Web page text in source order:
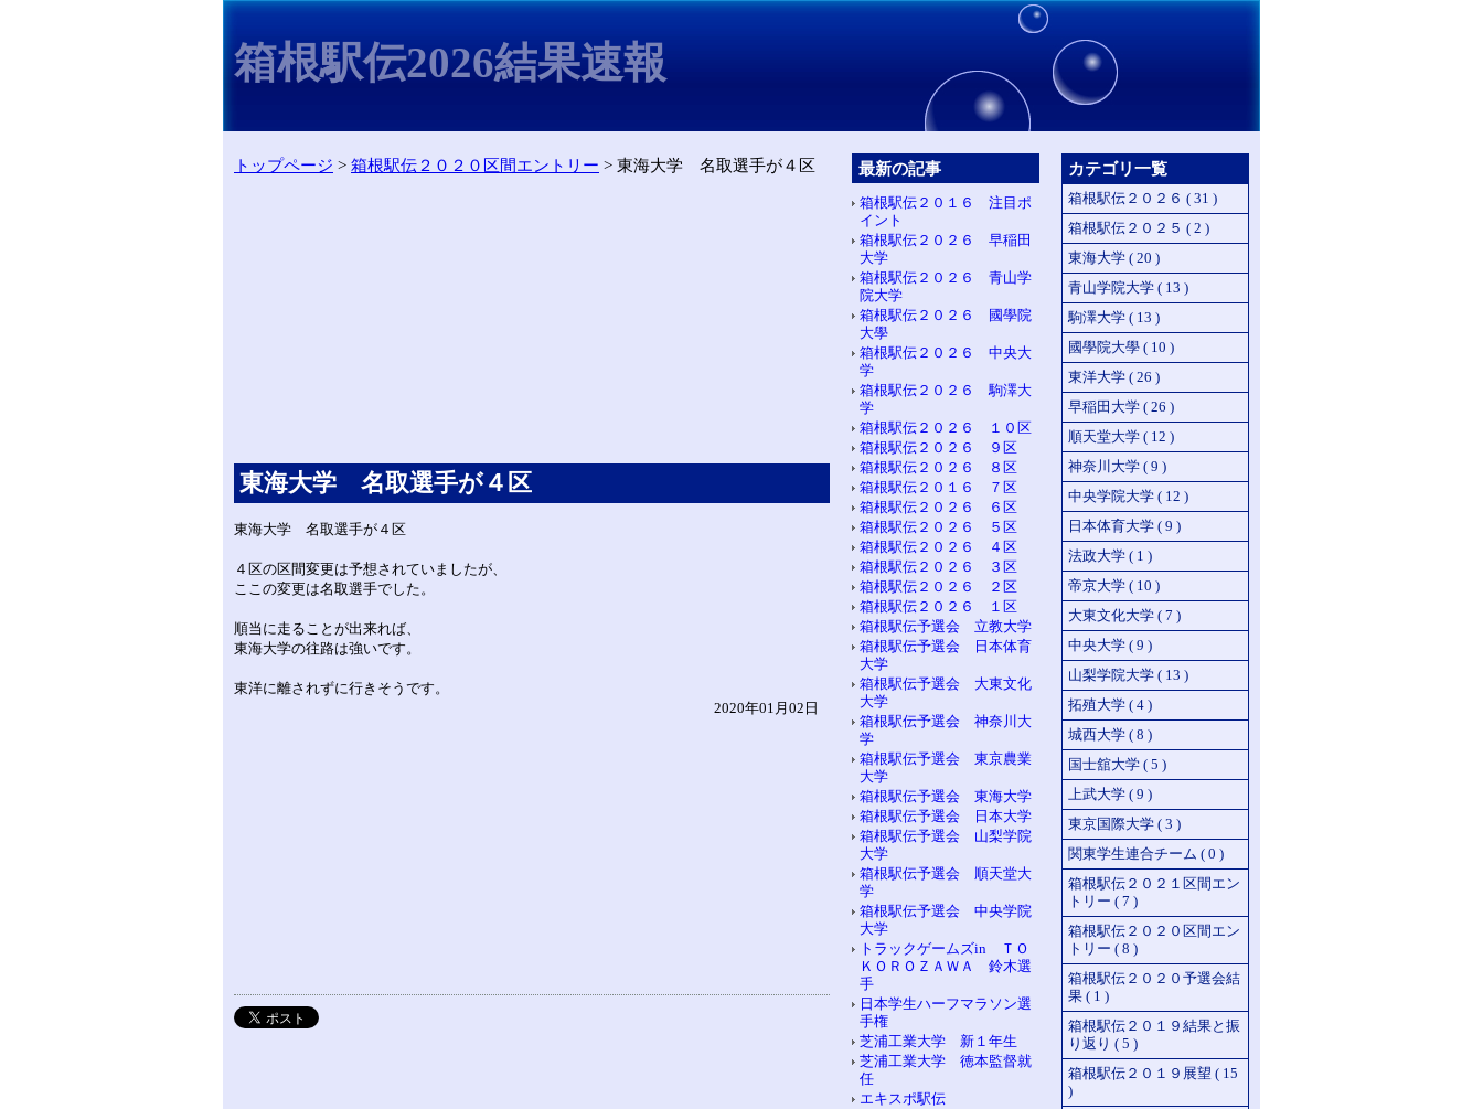
箱根駅伝2026結果速報
トップページ > 箱根駅伝２０２０区間エントリー > 東海大学 名取選手が４区
東海大学 名取選手が４区
東海大学 名取選手が４区
４区の区間変更は予想されていましたが、
ここの変更は名取選手でした。
順当に走ることが出来れば、
東海大学の往路は強いです。
東洋に離されずに行きそうです。
2020年01月02日
最新の記事
箱根駅伝２０１６ 注目ポ
イント
箱根駅伝２０２６ 早稲田
大学
箱根駅伝２０２６ 青山学
院大学
箱根駅伝２０２６ 國學院
大學
箱根駅伝２０２６ 中央大
学
箱根駅伝２０２６ 駒澤大
学
箱根駅伝２０２６ １０区
箱根駅伝２０２６ ９区
箱根駅伝２０２６ ８区
箱根駅伝２０１６ ７区
箱根駅伝２０２６ ６区
箱根駅伝２０２６ ５区
箱根駅伝２０２６ ４区
箱根駅伝２０２６ ３区
箱根駅伝２０２６ ２区
箱根駅伝２０２６ １区
箱根駅伝予選会 立教大学
箱根駅伝予選会 日本体育
大学
箱根駅伝予選会 大東文化
大学
箱根駅伝予選会 神奈川大
学
箱根駅伝予選会 東京農業
大学
箱根駅伝予選会 東海大学
箱根駅伝予選会 日本大学
箱根駅伝予選会 山梨学院
大学
箱根駅伝予選会 順天堂大
学
箱根駅伝予選会 中央学院
大学
トラックゲームズin ＴＯ
ＫＯＲＯＺＡＷＡ 鈴木選
手
日本学生ハーフマラソン選
手権
芝浦工業大学 新１年生
芝浦工業大学 徳本監督就
任
エキスポ駅伝
カテゴリ一覧
箱根駅伝２０２６ ( 31 )
箱根駅伝２０２５ ( 2 )
東海大学 ( 20 )
青山学院大学 ( 13 )
駒澤大学 ( 13 )
國學院大學 ( 10 )
東洋大学 ( 26 )
早稲田大学 ( 26 )
順天堂大学 ( 12 )
神奈川大学 ( 9 )
中央学院大学 ( 12 )
日本体育大学 ( 9 )
法政大学 ( 1 )
帝京大学 ( 10 )
大東文化大学 ( 7 )
中央大学 ( 9 )
山梨学院大学 ( 13 )
拓殖大学 ( 4 )
城西大学 ( 8 )
国士舘大学 ( 5 )
上武大学 ( 9 )
東京国際大学 ( 3 )
関東学生連合チーム ( 0 )
箱根駅伝２０２１区間エン
トリー ( 7 )
箱根駅伝２０２０区間エン
トリー ( 8 )
箱根駅伝２０２０予選会結
果 ( 1 )
箱根駅伝２０１９結果と振
り返り ( 5 )
箱根駅伝２０１９展望 ( 15
)